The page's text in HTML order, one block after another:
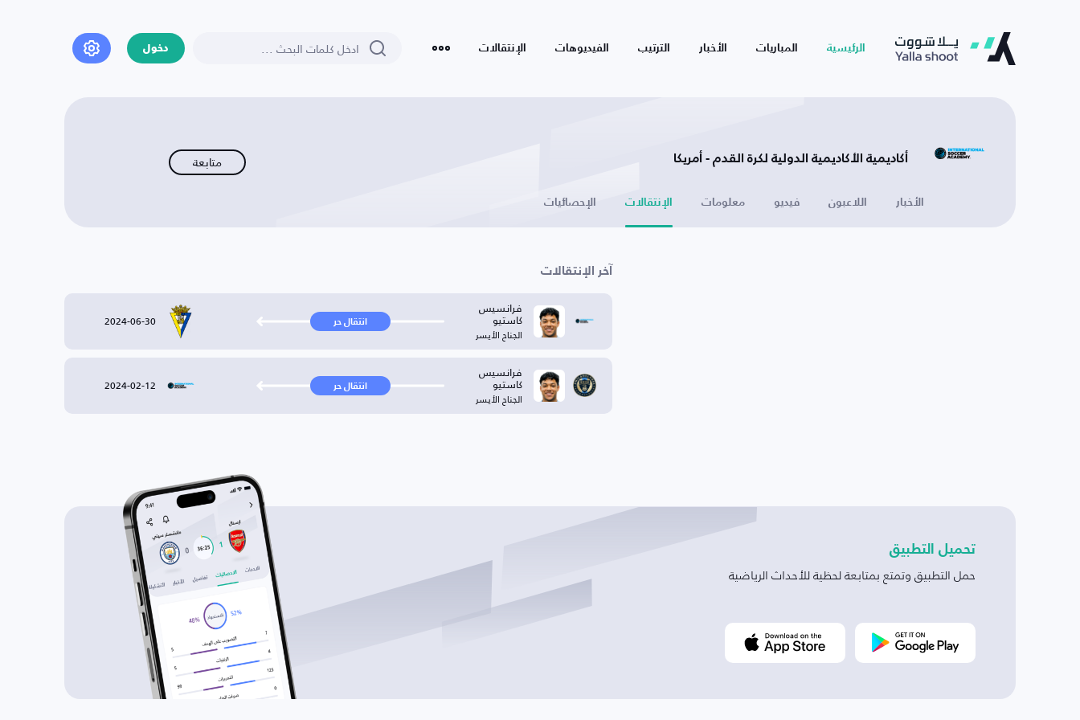
الرئيسية المباريات الأخبار الترتيب الفيديوهات الإنتقالات دخول
أكاديمية الأكاديمية الدولية لكرة القدم - أمريكا متابعة
الأخبار اللاعبون فيديو معلومات الإنتقالات الإحصائيات
آخر الإنتقالات
فرانسيس
كاستيو
الجناح الأيسر
انتقال حر 2024-06-30
فرانسيس
كاستيو
الجناح الأيسر
انتقال حر 2024-02-12
تحميل التطبيق
حمل التطبيق وتمتع بمتابعة لحظية للأحداث الرياضية